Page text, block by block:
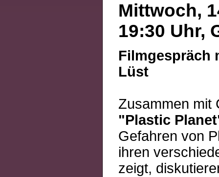
Mittwoch,
19:30 Uhr,
Filmgespräch
Lüst
Zusammen mit
"Plastic
Gefahren von
ihren
zeigt,